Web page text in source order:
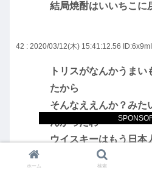
結局焼酎はいいちこに
42 : 2020/03/12(木) 15:41:12.56
トリスがなんかうま
たから
そんなええんか？みた
んかったわ
ウイスキーはもう日本
ホーム 検索